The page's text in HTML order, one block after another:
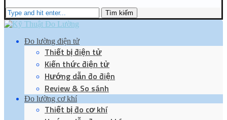
Tìm kiếm
Đo lường điện tử
Thiết bị điện tử
Kiến thức điện tử
Hướng dẫn đo điện
Review & So sánh
Đo lường cơ khí
Thiết bị đo cơ khí